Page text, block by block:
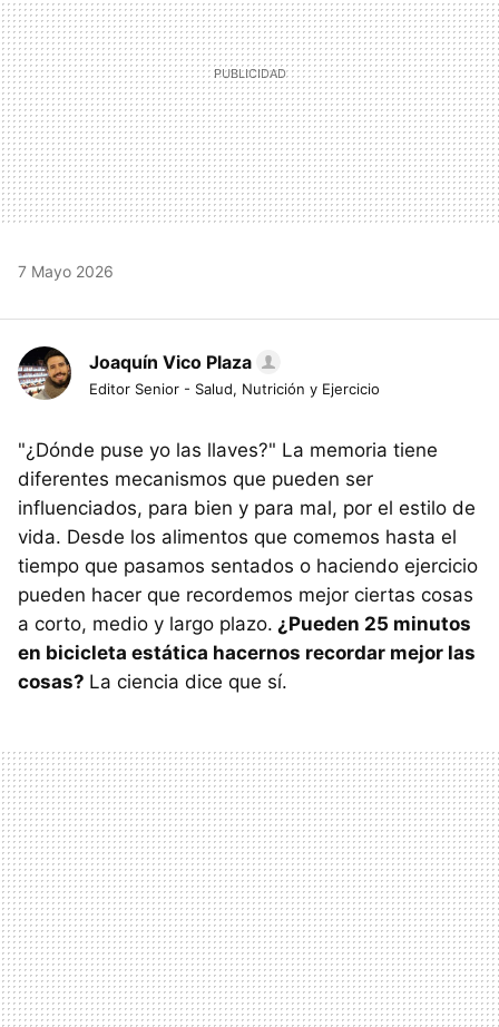
7 Mayo 2026
Joaquín Vico Plaza
Editor Senior - Salud, Nutrición y Ejercicio
"¿Dónde puse yo las llaves?" La memoria tiene
diferentes mecanismos que pueden ser
influenciados, para bien y para mal, por el estilo de
vida. Desde los alimentos que comemos hasta el
tiempo que pasamos sentados o haciendo ejercicio
pueden hacer que recordemos mejor ciertas cosas
a corto, medio y largo plazo. ¿Pueden 25 minutos
en bicicleta estática hacernos recordar mejor las
cosas? La ciencia dice que sí.